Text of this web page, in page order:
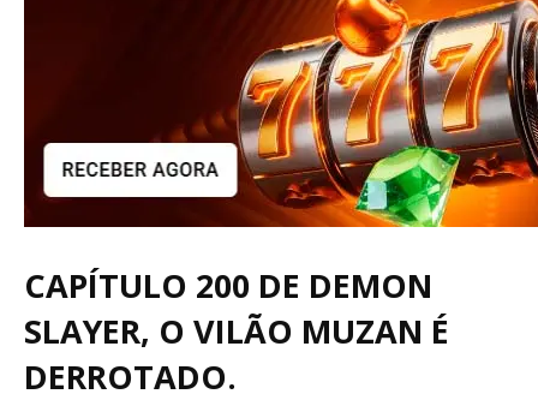
CAPÍTULO 200 DE DEMON
SLAYER, O VILÃO MUZAN É
DERROTADO.